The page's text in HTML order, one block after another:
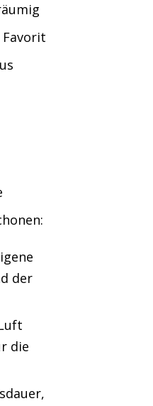
der
die